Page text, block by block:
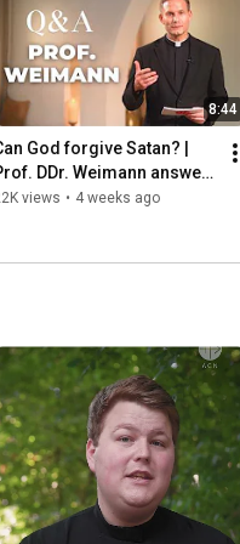
8:44
God forgive Satan? |
DDr. Weimann answers
questions
views • 4 weeks ago